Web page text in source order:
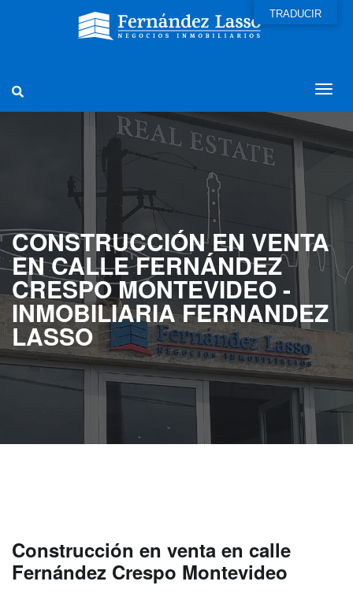
CONSTRUCCIÓN EN VENTA
EN CALLE FERNÁNDEZ
CRESPO MONTEVIDEO -
INMOBILIARIA FERNANDEZ
LASSO
Construcción en venta en calle
Fernández Crespo Montevideo
TRADUCIR